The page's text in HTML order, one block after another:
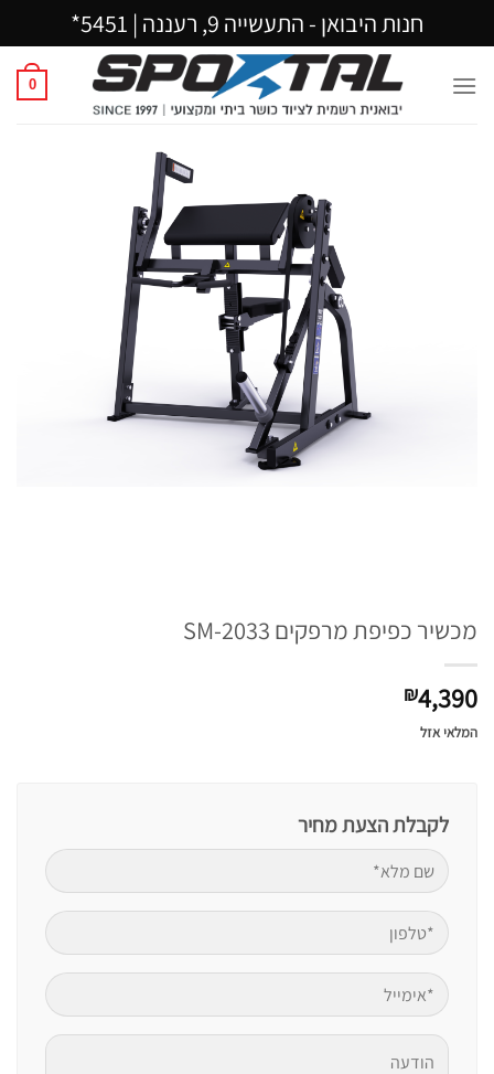
חנות היבואן - התעשייה 9, רעננה | 5451*
0
מכשיר כפיפת מרפקים SM-2033
₪4,390
המלאי אזל
לקבלת הצעת מחיר